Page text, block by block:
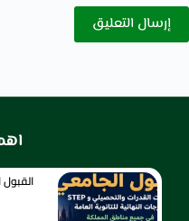
إرسال التعليق